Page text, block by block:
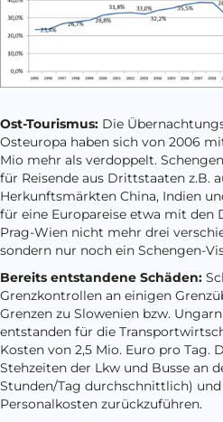
Ost-Tourismus: Die
Osteuropa haben sich von 2006
Mio mehr als verdoppelt.
für Reisende aus Drittstaaten z.B.
Herkunftsmärkten China, Indien
für eine Europareise etwa mit den
Prag-Wien nicht mehr drei
sondern nur noch ein Schengen-
Bereits entstandene Schäden:
Grenzkontrollen an einigen
Grenzen zu Slowenien bzw.
entstanden für die
Kosten von 2,5 Mio. Euro pro Tag.
Stehzeiten der Lkw und Busse an
Stunden/Tag durchschnittlich)
Personalkosten zurückzuführen.